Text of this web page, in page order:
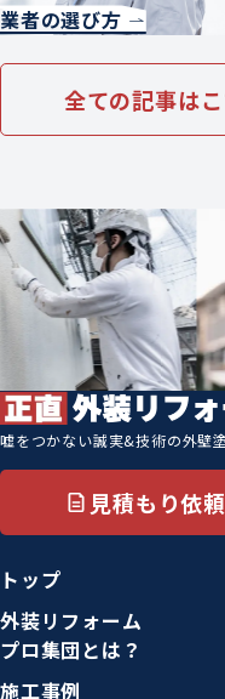
業者の選び方
全ての記事は
嘘をつかない誠実&技術の外壁
見積もり依
トップ
外装リフォーム
プロ集団とは？
施工事例